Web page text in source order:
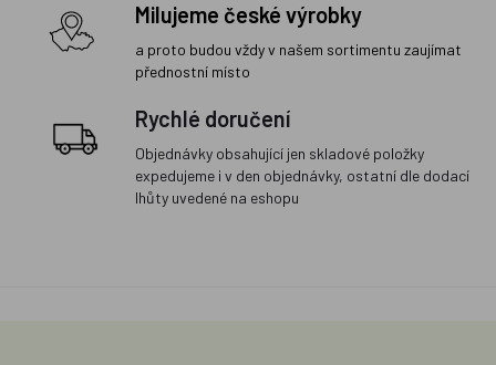
Milujeme české výrobky
a proto budou vždy v našem sortimentu zaujímat
přednostní místo
Rychlé doručení
Objednávky obsahující jen skladové položky
expedujeme i v den objednávky, ostatní dle dodací
lhůty uvedené na eshopu